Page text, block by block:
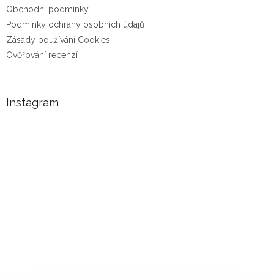
Obchodní podmínky
Podmínky ochrany osobních údajů
Zásady používání Cookies
Ověřování recenzí
Instagram